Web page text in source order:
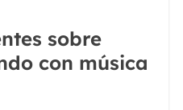
sobre
con música